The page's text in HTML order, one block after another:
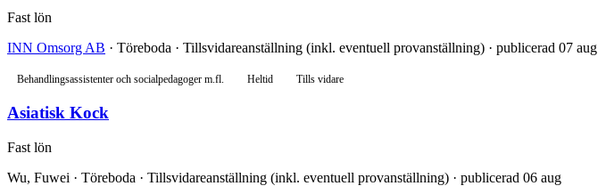
Fast lön
INN Omsorg AB · Töreboda · Tillsvidareanställning (inkl. eventuell provanställning) · publicerad 07 aug
Behandlingsassistenter och socialpedagoger m.fl. Heltid Tills vidare
Asiatisk Kock
Fast lön
Wu, Fuwei · Töreboda · Tillsvidareanställning (inkl. eventuell provanställning) · publicerad 06 aug